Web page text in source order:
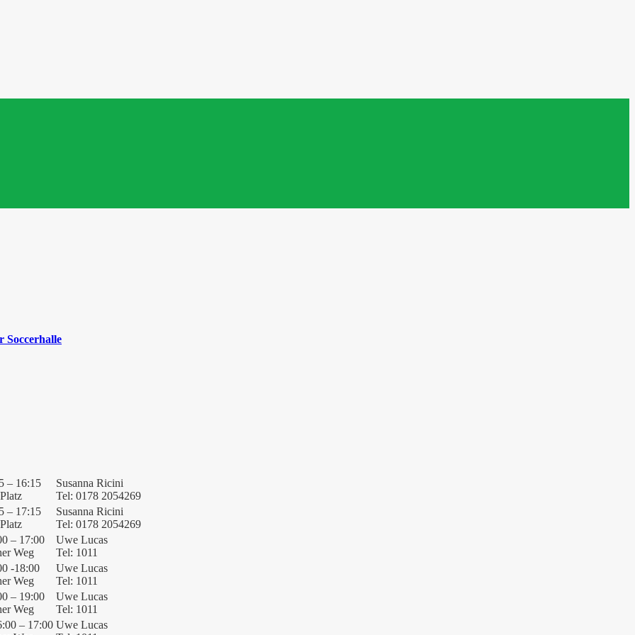
Soccerhalle
– 16:15
Susanna Ricini
Tel: 0178 2054269
– 17:15
Susanna Ricini
Tel: 0178 2054269
– 17:00
Weg
Uwe Lucas
Tel: 1011
-18:00
Weg
Uwe Lucas
Tel: 1011
– 19:00
Weg
Uwe Lucas
Tel: 1011
– 17:00 Uwe Lucas